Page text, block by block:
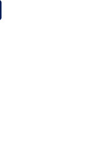
LinkedIn
Waard Instagram